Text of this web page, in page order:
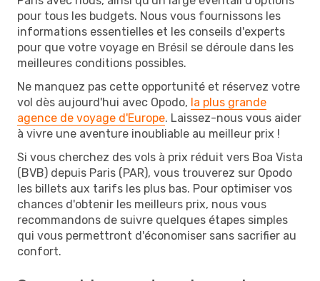
pour tous les budgets. Nous vous fournissons les
informations essentielles et les conseils d'experts
pour que votre voyage en Brésil se déroule dans les
meilleures conditions possibles.
Ne manquez pas cette opportunité et réservez votre
vol dès aujourd'hui avec Opodo, la plus grande
agence de voyage d'Europe. Laissez-nous vous aider
à vivre une aventure inoubliable au meilleur prix !
Si vous cherchez des vols à prix réduit vers Boa Vista
(BVB) depuis Paris (PAR), vous trouverez sur Opodo
les billets aux tarifs les plus bas. Pour optimiser vos
chances d'obtenir les meilleurs prix, nous vous
recommandons de suivre quelques étapes simples
qui vous permettront d'économiser sans sacrifier au
confort.